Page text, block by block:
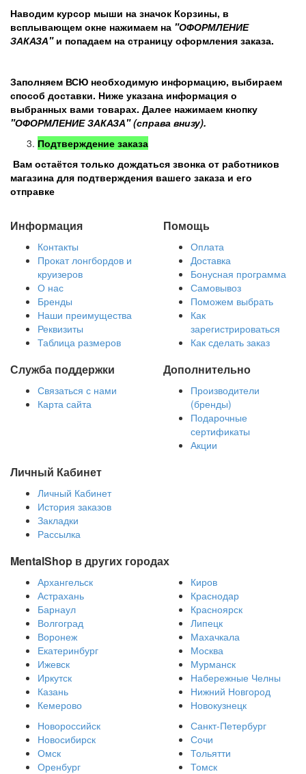
Наводим курсор мыши на значок Корзины, в
всплывающем окне нажимаем на "ОФОРМЛЕНИЕ
ЗАКАЗА" и попадаем на страницу оформления заказа.
Заполняем ВСЮ необходимую информацию, выбираем
способ доставки. Ниже указана информация о
выбранных вами товарах. Далее нажимаем кнопку
"ОФОРМЛЕНИЕ ЗАКАЗА" (справа внизу).
Подтверждение заказа
Вам остаётся только дождаться звонка от работников
магазина для подтверждения вашего заказа и его
отправке
Информация
Контакты
Прокат лонгбордов и
круизеров
О нас
Бренды
Наши преимущества
Реквизиты
Таблица размеров
Помощь
Оплата
Доставка
Бонусная программа
Самовывоз
Поможем выбрать
Как
зарегистрироваться
Как сделать заказ
Служба поддержки
Связаться с нами
Карта сайта
Дополнительно
Производители
(бренды)
Подарочные
сертификаты
Акции
Личный Кабинет
Личный Кабинет
История заказов
Закладки
Рассылка
MentalShop в других городах
Архангельск
Астрахань
Барнаул
Волгоград
Воронеж
Екатеринбург
Ижевск
Иркутск
Казань
Кемерово
Киров
Краснодар
Красноярск
Липецк
Махачкала
Москва
Мурманск
Набережные Челны
Нижний Новгород
Новокузнецк
Новороссийск
Новосибирск
Омск
Оренбург
Санкт-Петербург
Сочи
Тольятти
Томск